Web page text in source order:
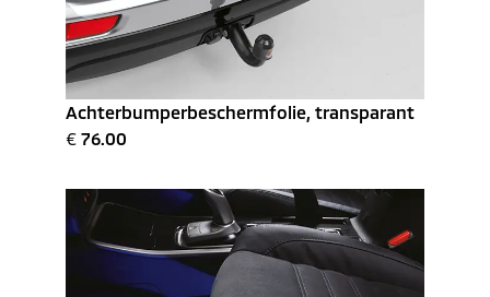
Achterbumperbeschermfolie, transparant
€ 76.00